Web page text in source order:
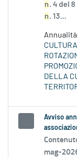
n. 4 del
n. 13...
CULTURA
DELLA
Avviso
mag-